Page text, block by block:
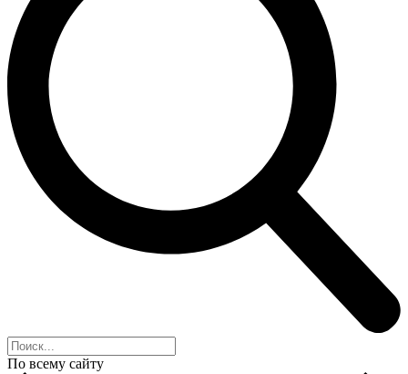
По всему сайту